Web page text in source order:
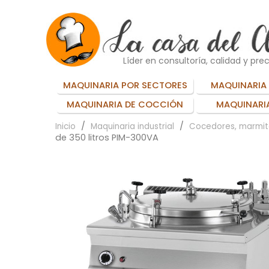
Líder en consultoría, calidad y
MAQUINARIA POR SECTORES
MAQUINARIA
MAQUINARIA DE COCCIÓN
Inicio Maquinaria industrial Cocedores,
de 350 litros PIM-300VA